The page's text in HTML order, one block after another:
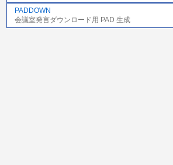
PADDOWN
会議室発言ダウンロード用 PAD 生成